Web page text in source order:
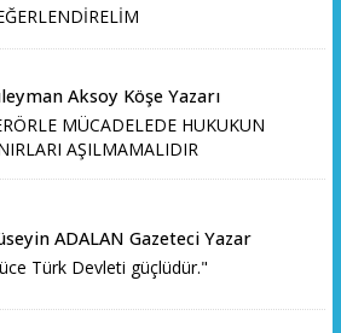
Aksoy Köşe Yazarı
MÜCADELEDE HUKUKUN
AŞILMAMALIDIR
ADALAN Gazeteci Yazar
Türk Devleti güçlüdür."